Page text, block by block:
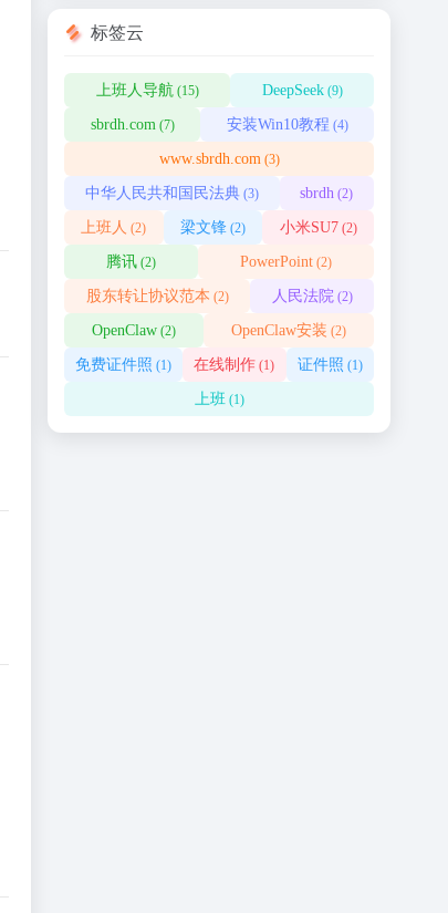
标签云
上班人导航 (15) DeepSeek(9)
sbrdh.com (7) 安装Win10教程 (4)
www.sbrdh.com (3)
中华人民共和国民法典(3) sbrdh (2)
上班人 (2) 梁文锋 (2) 小米SU7(2)
腾讯 (2) PowerPoint (2)
股东转让协议范本 (2) 人民法院 (2)
OpenClaw (2) OpenClaw安装 (2)
免费证件照 (1) 在线制作 (1) 证件照 (1)
上班 (1)